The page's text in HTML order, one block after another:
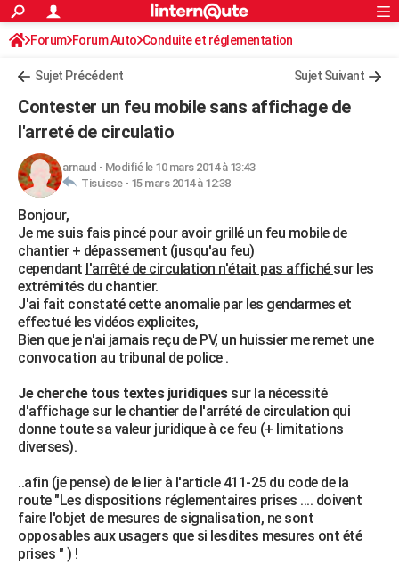
ACTUALITÉS
Politique
Société
Faits Divers
Education
Monde
Villes
+
Programme TV
TNTStreaming
Cinéma
Sorties cinéma
Musique
+FINANCE
Retraite
Impôts
Epargne
Immobilier
Risques naturels par ville
Banque
Assurance
Crédit
AUTO
Essais
Réserver un essai
Citadines
Berlines
SUV
Forum auto
HIGH-TECH
Mobiles
Meilleur smartphone
Internet
Ordinateurs
Jeux vidéo
Guide high-tech
+BRICOLAGE
Forum
Aménagement intérieur
Extérieur
Cuisine
Salle de bains
Jardinage
Rangement
WEEK-END
Guides de France
Escapades
Patrimoine
Expositions
Musées
Week-end nature
+LIFESTYLE
Art de vivre
Bien-être
Loisirs
Mode
Modes de vie
SANTE
VOYAGE
Destinations
City break
Voyage nature
Voyage de noces
Forum
Climat
+PHOTO
GUIDES D'ACHAT
BONS PLANS
CARTE DE VOEUX
Carte de Noël
Carte Bonne année
Carte Saint-Valentin
Carte Pâques
Carte d'anniversaire
DICTIONNAIRE
S'inscrire
Connexion
Forum Forum Auto Conduite et réglementation
Radars et permis
Sujet Précédent Sujet Suivant
Contester un feu mobile sans affichage de
l'arreté de circulatio
arnaud - Modifié le 10 mars 2014 à 13:43
Tisuisse - 15 mars 2014 à 12:38
Bonjour,
Je me suis fais pincé pour avoir grillé un feu mobile de
chantier + dépassement (jusqu'au feu)
cependant l'arrêté de circulation n'était pas affiché sur les
extrémités du chantier.
J'ai fait constaté cette anomalie par les gendarmes et
effectué les vidéos explicites,
Bien que je n'ai jamais reçu de PV, un huissier me remet une
convocation au tribunal de police .
Je cherche tous textes juridiquessur la nécessité
d'affichage sur le chantier de l'arrété de circulation qui
donne toute sa valeur juridique à ce feu (+ limitations
diverses).
..afin (je pense) de le lier à l'article 411-25 du code de la
route "Les dispositions réglementaires prises .... doivent
faire l'objet de mesures de signalisation, ne sont
opposables aux usagers que si lesdites mesures ont été
prises " ) !